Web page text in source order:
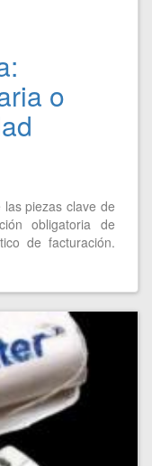
o
piezas clave de
obligatoria de
de facturación.